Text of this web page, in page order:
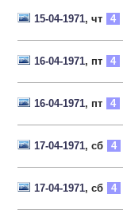
15-04-1971, чт 4
16-04-1971, пт 4
16-04-1971, пт 4
17-04-1971, сб 4
17-04-1971, сб 4